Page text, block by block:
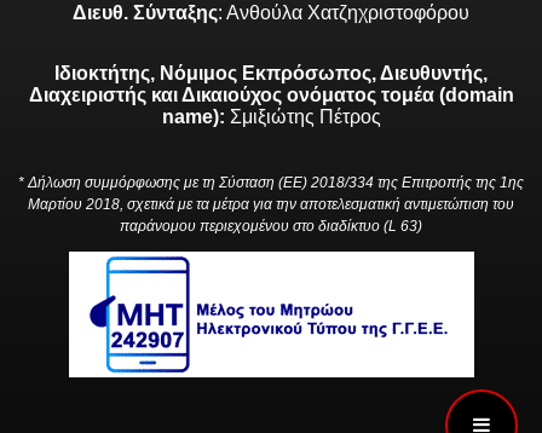
Διευθ. Σύνταξης: Ανθούλα Χατζηχριστοφόρου
Ιδιοκτήτης, Νόμιμος Εκπρόσωπος, Διευθυντής,
Διαχειριστής και Δικαιούχος ονόματος τομέα (domain
name): Σμιξιώτης Πέτρος
* Δήλωση συμμόρφωσης με τη Σύσταση (ΕΕ) 2018/334 της Επιτροπής της 1ης
Μαρτίου 2018, σχετικά με τα μέτρα για την αποτελεσματική αντιμετώπιση του
παράνομου περιεχομένου στο διαδίκτυο (L 63)